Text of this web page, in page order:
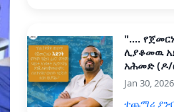
"....
ሊያቆመዉ
አሕመድ (ዶ/
Jan 30, 2026
ተጨማሪ